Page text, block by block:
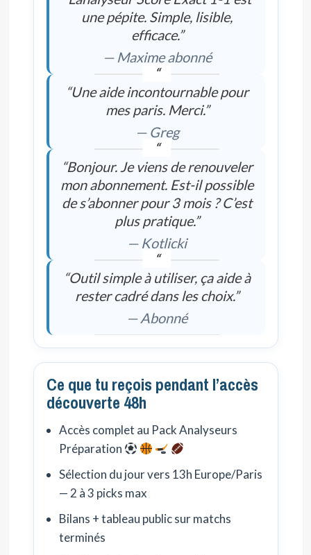
une pépite. Simple, lisible,
efficace.”
— Maxime abonné
“Une aide incontournable pour
mes paris. Merci.”
— Greg
“Bonjour. Je viens de renouveler
mon abonnement. Est-il possible
de s’abonner pour 3 mois ? C’est
plus pratique.”
— Kotlicki
“Outil simple à utiliser, ça aide à
rester cadré dans les choix.”
— Abonné
Ce que tu reçois pendant l’accès
découverte 48h
Accès complet au Pack Analyseurs
Préparation
Sélection du jour vers 13h Europe/Paris
— 2 à 3 picks max
Bilans + tableau public sur matchs
terminés